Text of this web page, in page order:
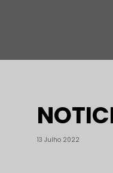
13 Julho 2022